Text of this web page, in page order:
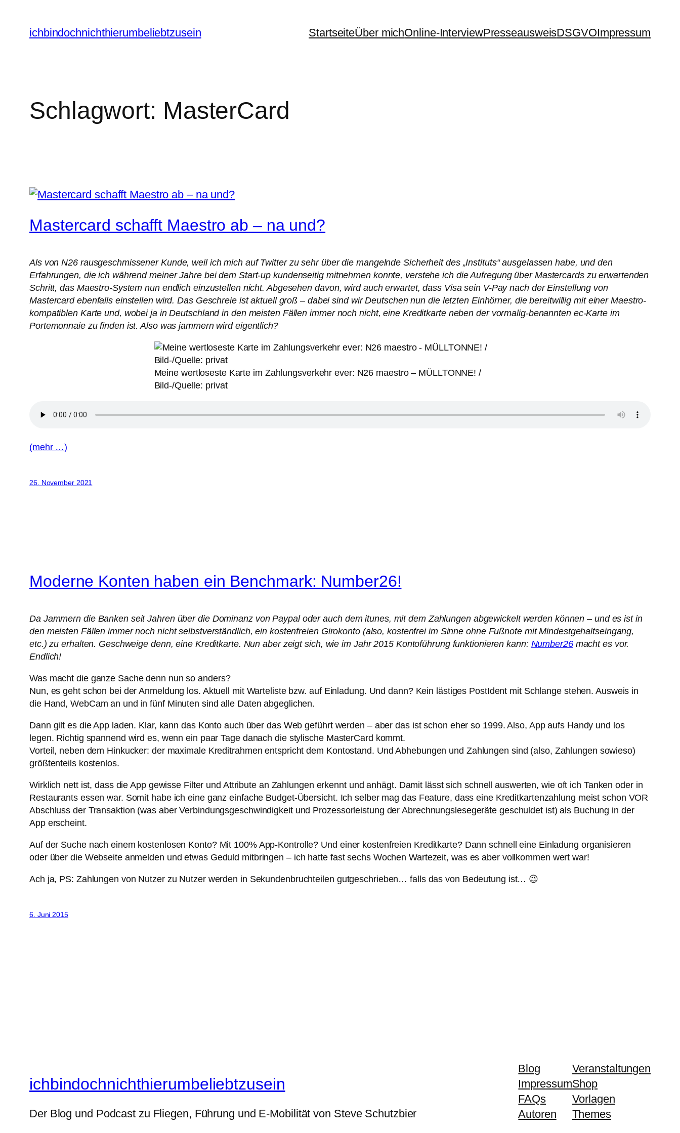
Inhalt
springen
ichbindochnichthierumbeliebtzusein StartseiteÜber michOnline-InterviewPresseausweisDSGVOImpressum
Schlagwort: MasterCard
Mastercard schafft Maestro ab – na und?
Als von N26 rausgeschmissener Kunde, weil ich mich auf Twitter zu sehr über die mangelnde Sicherheit des „Instituts“ ausgelassen habe, und den
Erfahrungen, die ich während meiner Jahre bei dem Start-up kundenseitig mitnehmen konnte, verstehe ich die Aufregung über Mastercards zu erwartenden
Schritt, das Maestro-System nun endlich einzustellen nicht. Abgesehen davon, wird auch erwartet, dass Visa sein V-Pay nach der Einstellung von
Mastercard ebenfalls einstellen wird. Das Geschreie ist aktuell groß – dabei sind wir Deutschen nun die letzten Einhörner, die bereitwillig mit einer Maestro-
kompatiblen Karte und, wobei ja in Deutschland in den meisten Fällen immer noch nicht, eine Kreditkarte neben der vormalig-benannten ec-Karte im
Portemonnaie zu finden ist. Also was jammern wird eigentlich?
Meine wertloseste Karte im Zahlungsverkehr ever: N26 maestro – MÜLLTONNE! /
Bild-/Quelle: privat
(mehr …)
26. November 2021
Moderne Konten haben ein Benchmark: Number26!
Da Jammern die Banken seit Jahren über die Dominanz von Paypal oder auch dem itunes, mit dem Zahlungen abgewickelt werden können – und es ist in
den meisten Fällen immer noch nicht selbstverständlich, ein kostenfreien Girokonto (also, kostenfrei im Sinne ohne Fußnote mit Mindestgehaltseingang,
etc.) zu erhalten. Geschweige denn, eine Kreditkarte. Nun aber zeigt sich, wie im Jahr 2015 Kontoführung funktionieren kann: Number26macht es vor.
Endlich!
Was macht die ganze Sache denn nun so anders?
Nun, es geht schon bei der Anmeldung los. Aktuell mit Warteliste bzw. auf Einladung. Und dann? Kein lästiges PostIdent mit Schlange stehen. Ausweis in
die Hand, WebCam an und in fünf Minuten sind alle Daten abgeglichen.
Dann gilt es die App laden. Klar, kann das Konto auch über das Web geführt werden – aber das ist schon eher so 1999. Also, App aufs Handy und los
legen. Richtig spannend wird es, wenn ein paar Tage danach die stylische MasterCard kommt.
Vorteil, neben dem Hinkucker: der maximale Kreditrahmen entspricht dem Kontostand. Und Abhebungen und Zahlungen sind (also, Zahlungen sowieso)
größtenteils kostenlos.
Wirklich nett ist, dass die App gewisse Filter und Attribute an Zahlungen erkennt und anhägt. Damit lässt sich schnell auswerten, wie oft ich Tanken oder in
Restaurants essen war. Somit habe ich eine ganz einfache Budget-Übersicht. Ich selber mag das Feature, dass eine Kreditkartenzahlung meist schon VOR
Abschluss der Transaktion (was aber Verbindungsgeschwindigkeit und Prozessorleistung der Abrechnungslesegeräte geschuldet ist) als Buchung in der
App erscheint.
Auf der Suche nach einem kostenlosen Konto? Mit 100% App-Kontrolle? Und einer kostenfreien Kreditkarte? Dann schnell eine Einladung organisieren
oder über die Webseite anmelden und etwas Geduld mitbringen – ich hatte fast sechs Wochen Wartezeit, was es aber vollkommen wert war!
Ach ja, PS: Zahlungen von Nutzer zu Nutzer werden in Sekundenbruchteilen gutgeschrieben… falls das von Bedeutung ist… 😉
6. Juni 2015
ichbindochnichthierumbeliebtzusein
Der Blog und Podcast zu Fliegen, Führung und E-Mobilität von Steve Schutzbier
Blog
Impressum
FAQs
Autoren
Veranstaltungen
Shop
Vorlagen
Themes